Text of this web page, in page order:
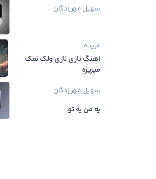
سهیل مهرزادگان
فریده
اهنگ نازی نازی ولک نمک
میریزه
سهیل مهرزادگان
یه من یه تو